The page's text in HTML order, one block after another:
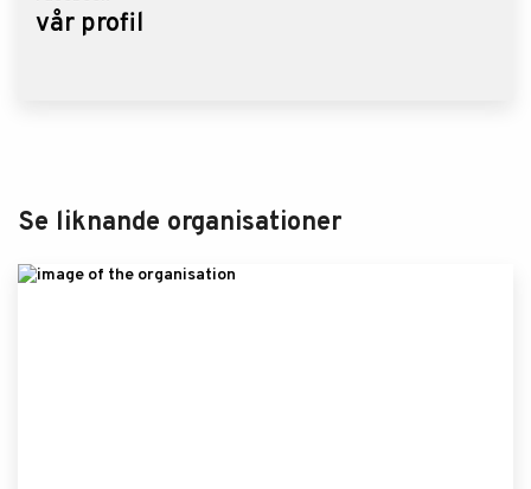
vår profil
Se liknande organisationer